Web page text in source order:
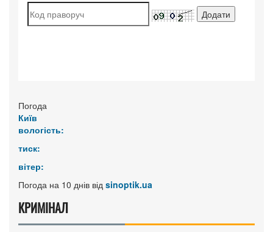
Погода
Київ
вологість:
тиск:
вітер:
Погода на 10 днів від sinoptik.ua
КРИМІНАЛ